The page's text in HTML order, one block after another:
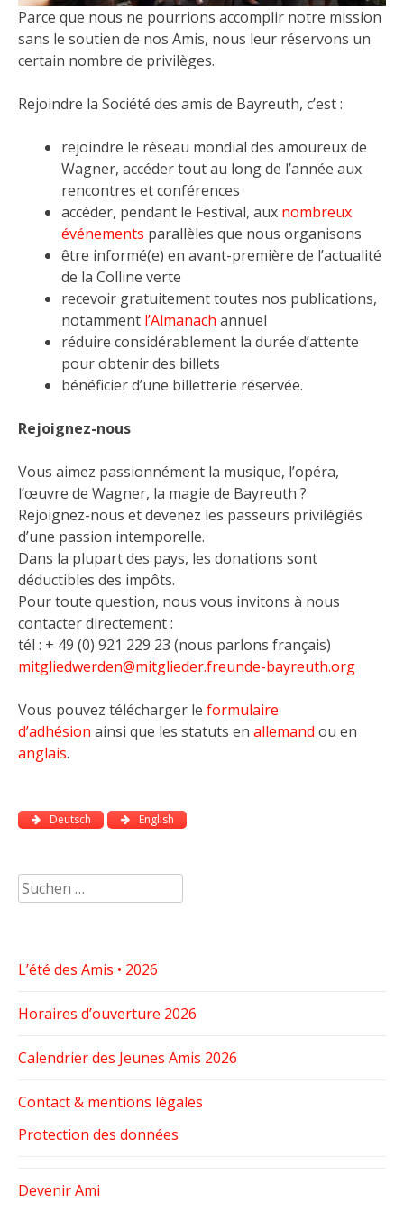
Parce que nous ne pourrions accomplir notre mission
sans le soutien de nos Amis, nous leur réservons un
certain nombre de privilèges.
Rejoindre la Société des amis de Bayreuth, c’est :
rejoindre le réseau mondial des amoureux de
Wagner, accéder tout au long de l’année aux
rencontres et conférences
accéder, pendant le Festival, aux nombreux
événements parallèles que nous organisons
être informé(e) en avant-première de l’actualité
de la Colline verte
recevoir gratuitement toutes nos publications,
notamment l’Almanach annuel
réduire considérablement la durée d’attente
pour obtenir des billets
bénéficier d’une billetterie réservée.
Rejoignez-nous
Vous aimez passionnément la musique, l’opéra,
l’œuvre de Wagner, la magie de Bayreuth ?
Rejoignez-nous et devenez les passeurs privilégiés
d’une passion intemporelle.
Dans la plupart des pays, les donations sont
déductibles des impôts.
Pour toute question, nous vous invitons à nous
contacter directement :
tél : + 49 (0) 921 229 23 (nous parlons français)
mitgliedwerden@mitglieder.freunde-bayreuth.org
Vous pouvez télécharger le formulaire
d’adhésion ainsi que les statuts en allemand ou en
anglais.
Deutsch English
Suchen
nach:
L’été des Amis • 2026
Horaires d’ouverture 2026
Calendrier des Jeunes Amis 2026
Contact & mentions légales
Protection des données
Devenir Ami